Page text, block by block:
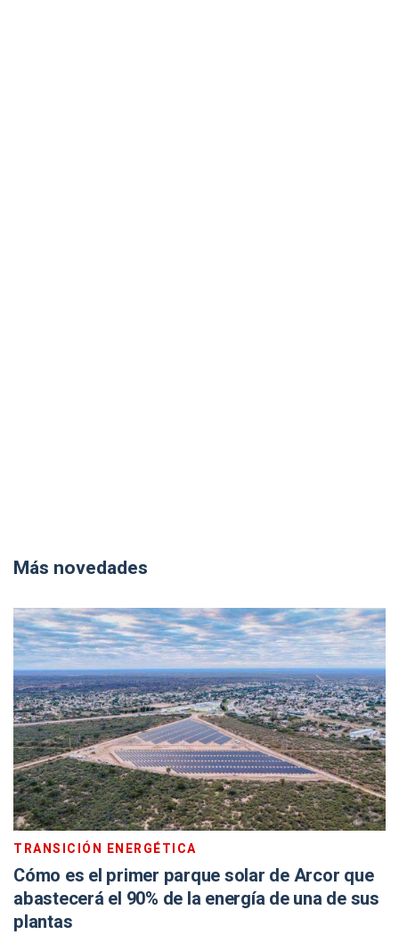
Más novedades
TRANSICIÓN ENERGÉTICA
Cómo es el primer parque solar de Arcor que
abastecerá el 90% de la energía de una de sus
plantas